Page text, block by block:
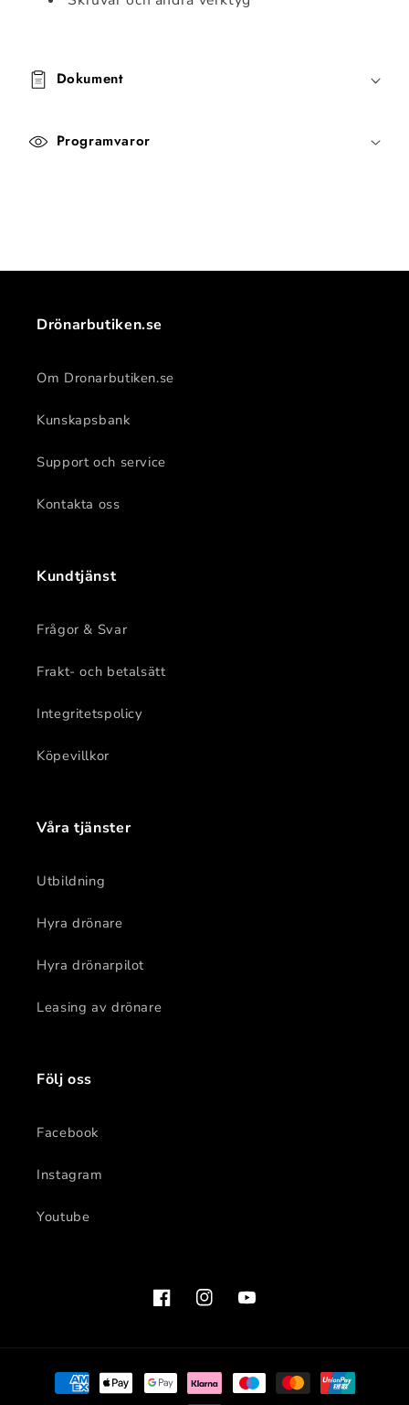
Dokument
Programvaror
Drönarbutiken.se
Om Dronarbutiken.se
Kunskapsbank
Support och service
Kontakta oss
Kundtjänst
Frågor & Svar
Frakt- och betalsätt
Integritetspolicy
Köpevillkor
Våra tjänster
Utbildning
Hyra drönare
Hyra drönarpilot
Leasing av drönare
Följ oss
Facebook
Instagram
Youtube
FacebookInstagramYouTube
Betalningsmetoder